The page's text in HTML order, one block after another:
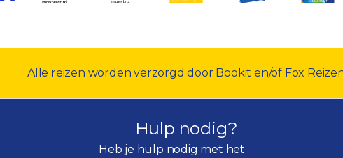
Alle reizen worden verzorgd door Bookit en/of Fox
Hulp nodig?
Heb je hulp nodig met het